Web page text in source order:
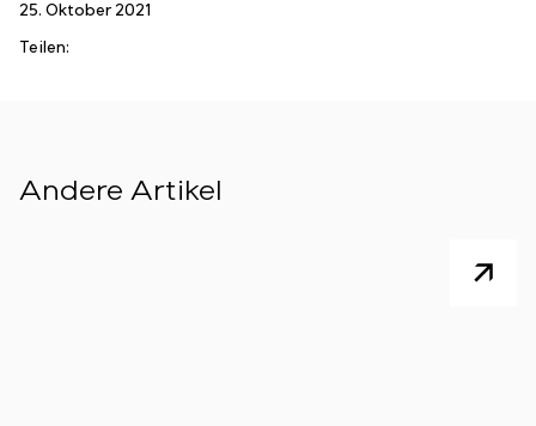
25. Oktober 2021
Teilen:
Andere Artikel